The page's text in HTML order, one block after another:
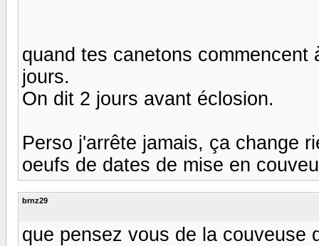
quand tes canetons
jours.
On dit 2 jours avant éclosion.
Perso j'arrête jamais, ça change
oeufs de dates de mise en
brnz29
que pensez vous de la couveuse